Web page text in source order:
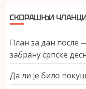
СКОРАШЊИ
План за дан после
забрану српске
Да ли је било